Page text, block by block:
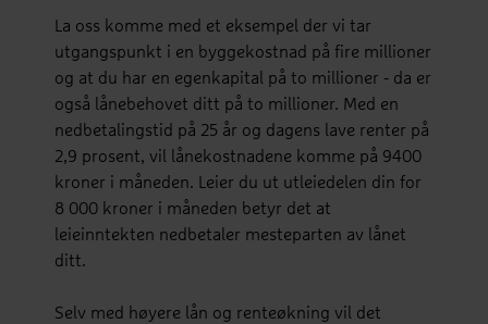
La oss komme med et eksempel der vi tar
utgangspunkt i en byggekostnad på fire millioner
og at du har en egenkapital på to millioner - da er
også lånebehovet ditt på to millioner. Med en
nedbetalingstid på 25 år og dagens lave renter på
2,9 prosent, vil lånekostnadene komme på 9400
kroner i måneden. Leier du ut utleiedelen din for
8 000 kroner i måneden betyr det at
leieinntekten nedbetaler mesteparten av lånet
ditt.
Selv med høyere lån og renteøkning vil det